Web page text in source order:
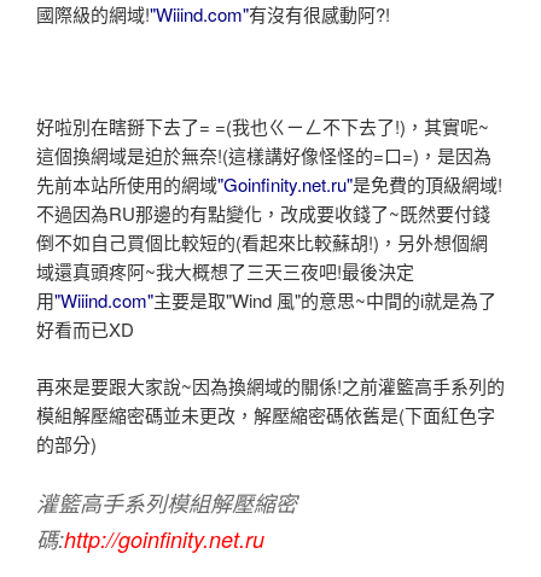
國際級的網域!"Wiiind.com"有沒有很感動阿?!
好啦別在瞎掰下去了= =(我也ㄍㄧㄥ不下去了!)，其實呢~
這個換網域是迫於無奈!(這樣講好像怪怪的=口=)，是因為
先前本站所使用的網域"Goinfinity.net.ru"是免費的頂級網域!
不過因為RU那邊的有點變化，改成要收錢了~既然要付錢
倒不如自己買個比較短的(看起來比較蘇胡!)，另外想個網
域還真頭疼阿~我大概想了三天三夜吧!最後決定
用"Wiiind.com"主要是取"Wind 風"的意思~中間的i就是為了
好看而已XD
再來是要跟大家說~因為換網域的關係!之前灌籃高手系列的
模組解壓縮密碼並未更改，解壓縮密碼依舊是(下面紅色字
的部分)
灌籃高手系列模組解壓縮密
碼:http://goinfinity.net.ru